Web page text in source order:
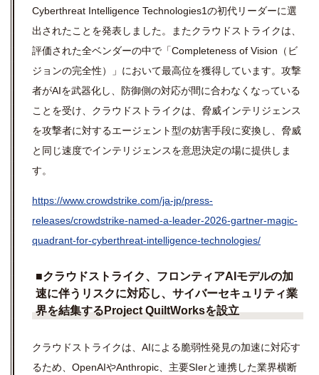
Cyberthreat Intelligence Technologies1の初代リーダーに選
出されたことを発表しました。またクラウドストライクは、
評価された全ベンダーの中で「Completeness of Vision（ビ
ジョンの完全性）」において最高位を獲得しています。攻撃
者がAIを武器化し、防御側の対応が間に合わなくなっている
ことを受け、クラウドストライクは、脅威インテリジェンス
を攻撃者に対するエージェント型の妨害手段に変換し、脅威
と同じ速度でインテリジェンスを意思決定の場に提供しま
す。
https://www.crowdstrike.com/ja-jp/press-
releases/crowdstrike-named-a-leader-2026-gartner-magic-
quadrant-for-cyberthreat-intelligence-technologies/
■クラウドストライク、フロンティアAI モデルの加
速に伴うリスクに対応し、サイバーセキュリティ業
界を結集するProjectQuiltWorksを設立
クラウドストライクは、AIによる脆弱性発見の加速に対応す
るため、OpenAIやAnthropic、主要SIerと連携した業界横断